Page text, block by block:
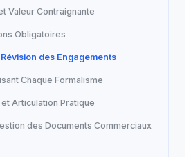
Valeur Contraignante
Obligatoires
des Engagements
Chaque Formalisme
Articulation Pratique
des Documents Commerciaux